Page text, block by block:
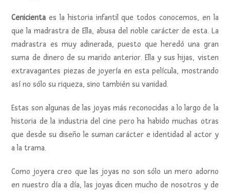
Cenicienta es la historia infantil que todos conocemos, en la
que la madrastra de Ella, abusa del noble carácter de esta. La
madrastra es muy adinerada, puesto que heredó una gran
suma de dinero de su marido anterior. Ella y sus hijas, visten
extravagantes piezas de joyería en esta película, mostrando
así no sólo su riqueza, sino también su vanidad.
Estas son algunas de las joyas más reconocidas a lo largo de la
historia de la industria del cine pero ha habido muchas otras
que desde su diseño le suman carácter e identidad al actor y
a la trama.
Como joyera creo que las joyas no son sólo un mero adorno
en nuestro día a día, las joyas dicen mucho de nosotros y de